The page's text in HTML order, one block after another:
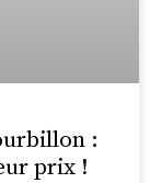
:
prix !